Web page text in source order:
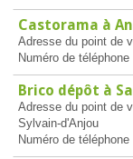
Castorama à
Adresse du point de
Numéro de téléphone
Brico dépôt à
Adresse du point de
Sylvain-d'Anjou
Numéro de téléphone